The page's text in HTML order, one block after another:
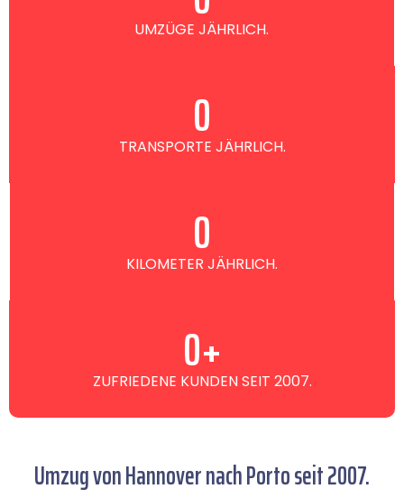
UMZÜGE JÄHRLICH.
TRANSPORTE JÄHRLICH.
0
KILOMETER JÄHRLICH.
0
ZUFRIEDENE KUNDEN SEIT 2007.
0+
Umzug von Hannover nach Porto seit 2007.